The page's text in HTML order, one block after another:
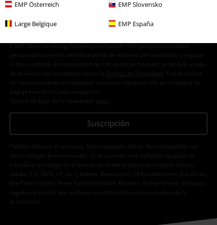
EMP Österreich EMP Slovensko
Large Belgique EMP España
E.M.P. Merchandising Handelsgesellschaft mbH procese mis datos
personales con el fin de informarme de manera personalizada y regular
sobre su oferta. El tratamiento de mis datos personales se llevará a cabo
de acuerdo con lo establecido en la
Política de Privacidad . Puedo retirar
mi consentimiento en cualquier momento haciendo clic en el enlace de
baja presente en cada newsletter.
Darme de baja de la newsletter
aquí
Suscripción
*Válido durante 4 semanas. Solo canjeable online. No combinable con
otros códigos promocionales. El descuento será aplicado después de
introducir el código en el primer paso del proceso de compra. Libros,
media (CD, DVD, LP, etc.), tickets, Rammstein, (Till) Lindemann, Die Ärzte,
Die Toten Hosen, Feine Sahne Fischfilet, Broilers, Böhse Onkelz, cheques-
regalo y artículos que incluyen una donación están excluidos de la
promoción.